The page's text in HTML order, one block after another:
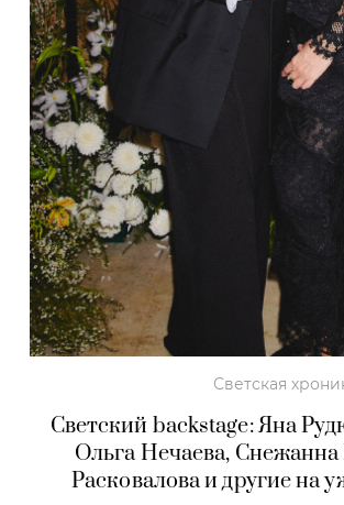
Светская
Светский backstage: Яна
Ольга Нечаева, Снежанна
Расковалова и другие на